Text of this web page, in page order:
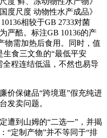
度尺度 动物性水产成品》
相较于GB 2733对菌
严酷。标注GB 10136的产
物需加热后食用。同时，值
生食三文鱼的“最低平安
程连结低温，不然也易导
保健品“跨境逛”假充纯进
发卖问题。
到山姆的“二选一”，并揭
“定制产物”并不等同于“排